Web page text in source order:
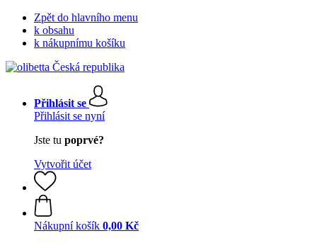
Zpět do hlavního menu
k obsahu
k nákupnímu košíku
Přihlásit se
Přihlásit se nyní
Jste tu poprvé?
Vytvořit účet
Nákupní košík 0,00 Kč